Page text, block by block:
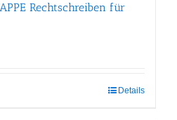
Rechtschreiben für
Details